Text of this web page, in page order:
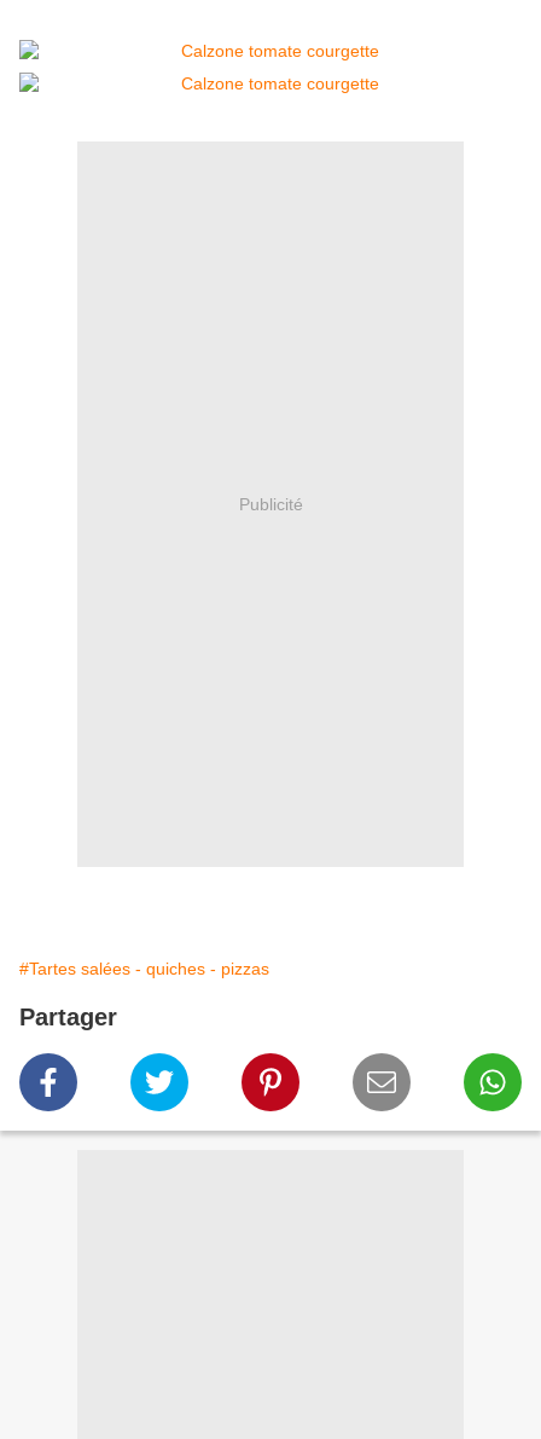
Publicité
#Tartes salées - quiches - pizzas
Partager